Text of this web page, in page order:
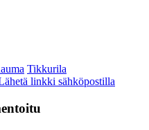
Tikkurila
linkki sähköpostilla